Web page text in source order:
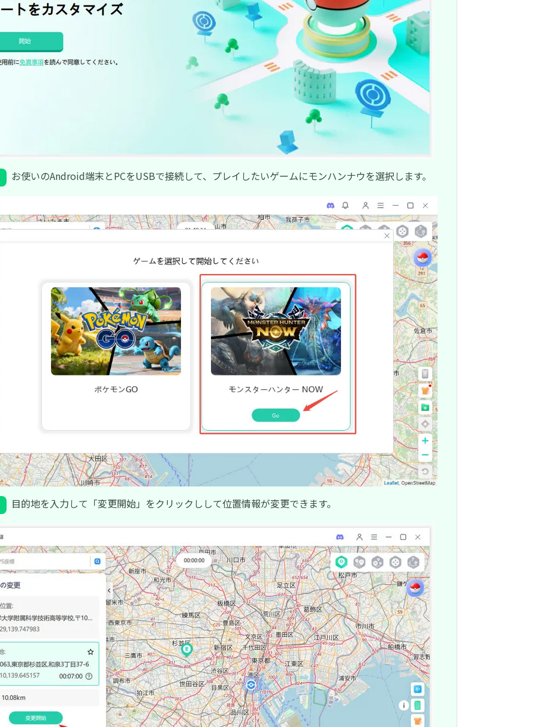
お使いのAndroid端末とPCをUSBで接続して、プレイしたいゲームにモンハンナウを選択します。
目的地を入力して「変更開始」をクリックしして位置情報が変更できます。